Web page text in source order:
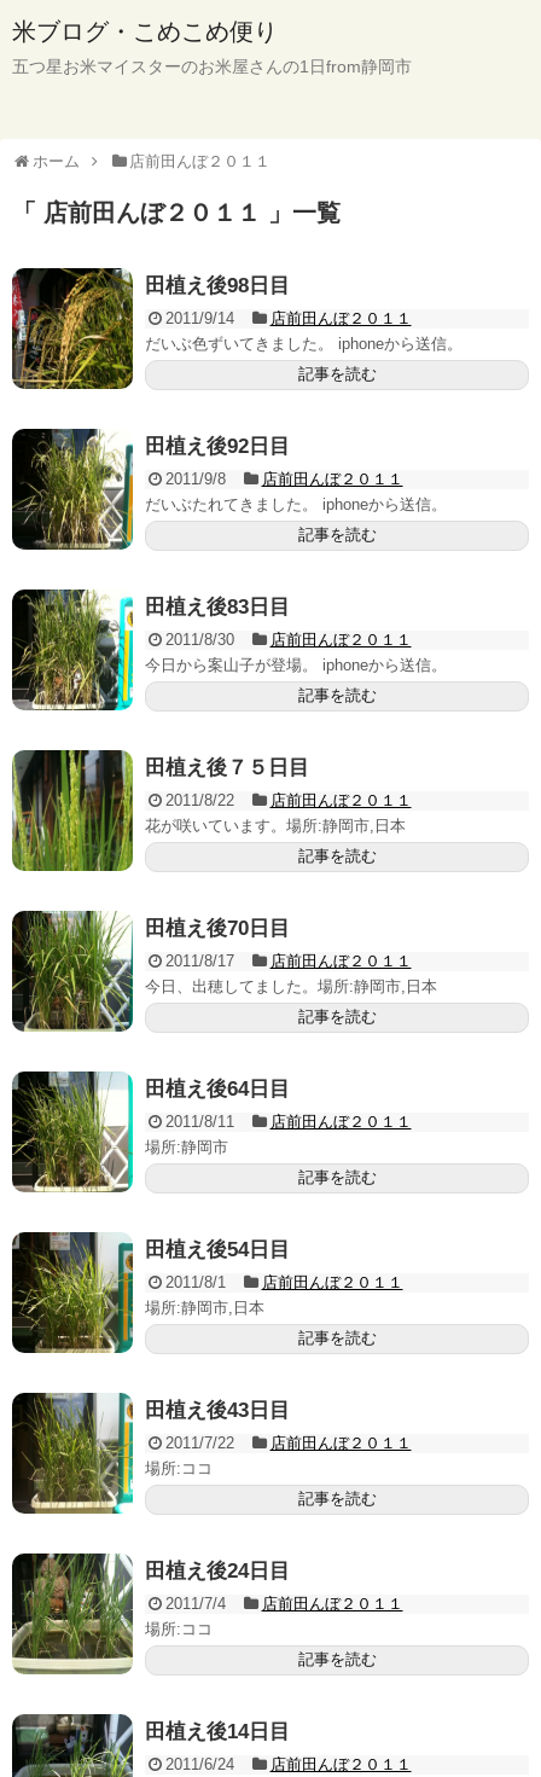
米ブログ・こめこめ便り
五つ星お米マイスターのお米屋さんの1日from静岡市
ホーム 店前田んぼ２０１１
「 店前田んぼ２０１１ 」一覧
田植え後98日目
2011/9/14
店前田んぼ２０１１
だいぶ色ずいてきました。 iphoneから送信。
記事を読む
田植え後92日目
2011/9/8
店前田んぼ２０１１
だいぶたれてきました。 iphoneから送信。
記事を読む
田植え後83日目
2011/8/30
店前田んぼ２０１１
今日から案山子が登場。 iphoneから送信。
記事を読む
田植え後７５日目
2011/8/22
店前田んぼ２０１１
花が咲いています。場所:静岡市,日本
記事を読む
田植え後70日目
2011/8/17
店前田んぼ２０１１
今日、出穂してました。場所:静岡市,日本
記事を読む
田植え後64日目
2011/8/11
店前田んぼ２０１１
場所:静岡市
記事を読む
田植え後54日目
2011/8/1
店前田んぼ２０１１
場所:静岡市,日本
記事を読む
田植え後43日目
2011/7/22
店前田んぼ２０１１
場所:ココ
記事を読む
田植え後24日目
2011/7/4
店前田んぼ２０１１
場所:ココ
記事を読む
田植え後14日目
2011/6/24
店前田んぼ２０１１